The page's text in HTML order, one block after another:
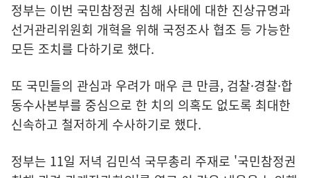
정부는 이번 국민참정권 침해 사태에 대한 진상규명과
선거관리위원회 개혁을 위해 국정조사 협조 등 가능한
모든 조치를 다하기로 했다.
또 국민들의 관심과 우려가 매우 큰 만큼, 검찰·경찰·합
동수사본부를 중심으로 한 치의 의혹도 없도록 최대한
신속하고 철저하게 수사하기로 했다.
정부는 11일 저녁 김민석 국무총리 주재로 '국민참정권